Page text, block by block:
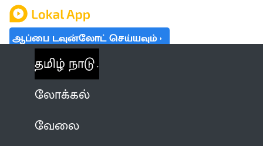
ஆப்பை டவுன்லோட் செய்யவும்
தமிழ் நாடு
லோக்கல்
வேலை